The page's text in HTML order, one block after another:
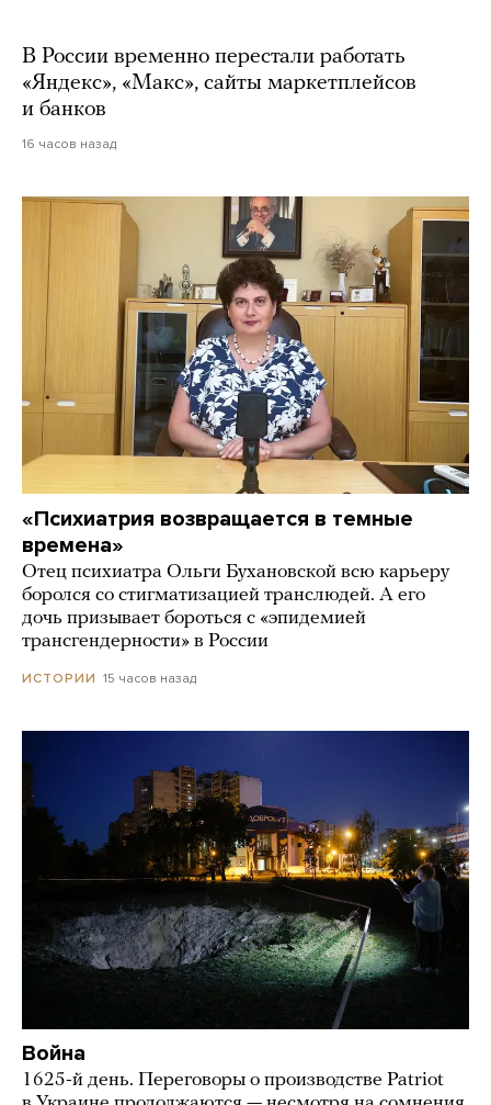
В России временно перестали работать
«Яндекс», «Макс», сайты маркетплейсов
и банков
16 часов назад
«Психиатрия возвращается в темные
времена»
Отец психиатра Ольги Бухановской всю карьеру
боролся со стигматизацией транслюдей. А его
дочь призывает бороться с «эпидемией
трансгендерности» в России
ИСТОРИИ 15 часов назад
Война
1625-й день. Переговоры о производстве Patriot